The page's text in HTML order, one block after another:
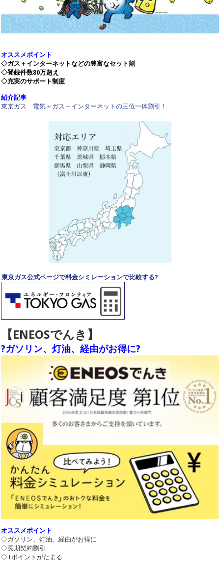
オススメポイント
◇ガス＋インターネットなどの豊富なセット割
◇登録件数80万超え
◇充実のサポート制度
紹介記事
東京ガス 電気＋ガス＋インターネットの三位一体割引！
東京ガス公式ページで料金シミレーションで比較する?
【ENEOSでんき】
?ガソリン、灯油、経由がお得に?
オススメポイント
◇ガソリン、灯油、経由がお得に
◇長期契約割引
◇Tポイントがたまる